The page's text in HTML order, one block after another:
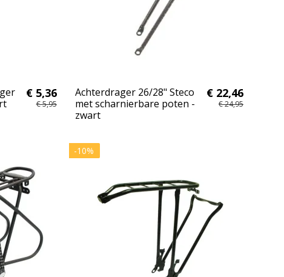
€ 5,36
€ 5,95
Achterdrager 26/28" Steco
met scharnierbare poten -
zwart
€ 22,46
€ 24,95
-10%